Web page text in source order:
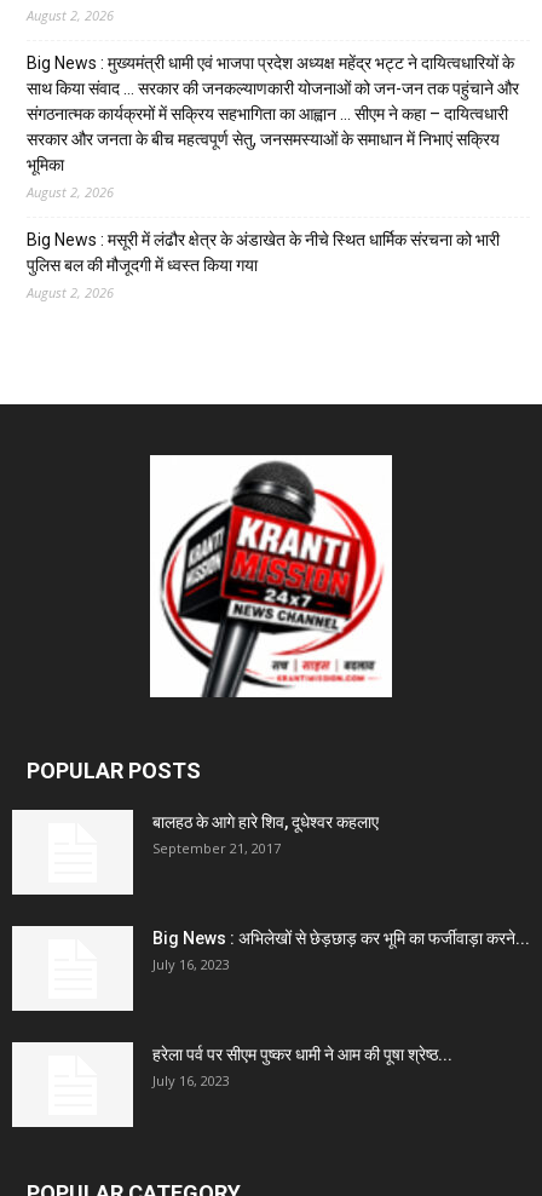
August 2, 2026
Big News : मुख्यमंत्री धामी एवं भाजपा प्रदेश अध्यक्ष महेंद्र भट्ट ने दायित्वधारियों के
साथ किया संवाद … सरकार की जनकल्याणकारी योजनाओं को जन-जन तक पहुंचाने और
संगठनात्मक कार्यक्रमों में सक्रिय सहभागिता का आह्वान … सीएम ने कहा – दायित्वधारी
सरकार और जनता के बीच महत्वपूर्ण सेतु, जनसमस्याओं के समाधान में निभाएं सक्रिय
भूमिका
August 2, 2026
Big News : मसूरी में लंढौर क्षेत्र के अंडाखेत के नीचे स्थित धार्मिक संरचना को भारी
पुलिस बल की मौजूदगी में ध्वस्त किया गया
August 2, 2026
POPULAR POSTS
बालहठ के आगे हारे शिव, दूधेश्वर कहलाए
September 21, 2017
Big News : अभिलेखों से छेड़छाड़ कर भूमि का फर्जीवाड़ा करने...
July 16, 2023
हरेला पर्व पर सीएम पुष्कर धामी ने आम की पूषा श्रेष्ठ...
July 16, 2023